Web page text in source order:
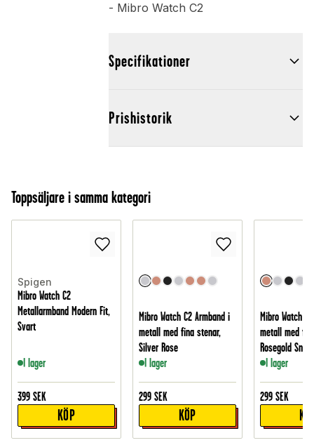
- Mibro Watch C2
Specifikationer
Prishistorik
Toppsäljare i samma kategori
Spigen
Mibro Watch C2
Metallarmband Modern Fit,
Svart
I lager
399 SEK
KÖP
Mibro Watch C2 Armband i
metall med fina stenar,
Silver Rose
I lager
299 SEK
KÖP
Mibro Watch
metall med
Rosegold Snow
I lager
299 SEK